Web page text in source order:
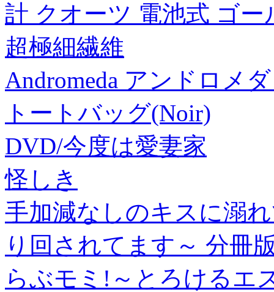
計 クオーツ 電池式 ゴー
超極細繊維
Andromeda アンドロメ
トートバッグ(Noir)
DVD/今度は愛妻家
怪しき
手加減なしのキスに溺
り回されてます～ 分冊
らぶモミ!～とろけるエ